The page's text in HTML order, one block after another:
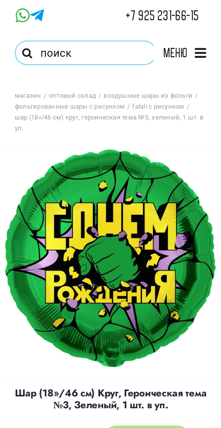
+7 925 231-66-15
Результат
поиска:
Меню
Магазин
Корзина
Избранное
Доставка
О нас
Отзывы
Контакты
магазин оптовый склад
воздушные шары из фольги
фольгированные шары с рисунком
falali с рисунком
шар (18»/46 см) круг, героическая тема №3, зеленый, 1 шт. в
уп.
Шар (18»/46 см) Круг, Героическая тема
№3, Зеленый, 1 шт. в уп.